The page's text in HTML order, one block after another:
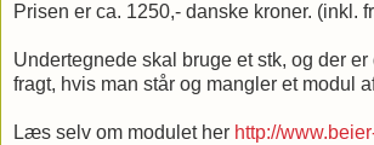
Prisen er ca. 1250,- danske kroner. (inkl.
Undertegnede skal bruge et stk, og der
fragt, hvis man står og mangler et modul
Læs selv om modulet her http://